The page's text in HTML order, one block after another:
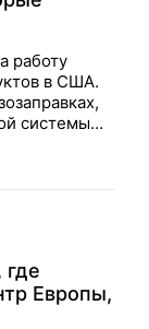
работу
в США.
системы
где
Европы,